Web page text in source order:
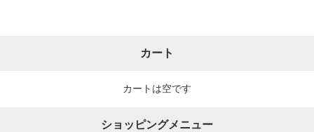
カート
カートは空です
ショッピングメニュー